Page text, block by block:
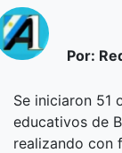
Por:
Se iniciaron 51
educativos de
realizando con